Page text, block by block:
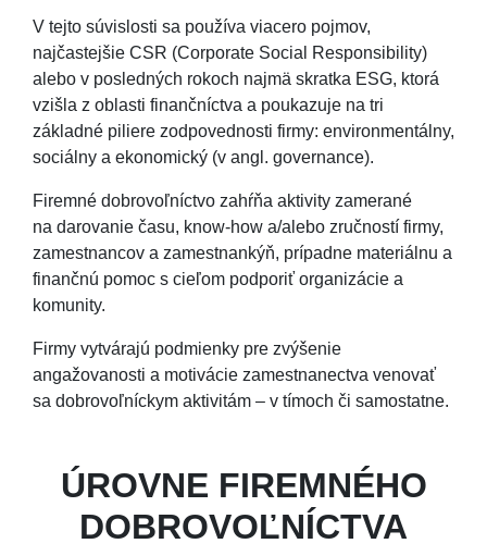
V tejto súvislosti sa používa viacero pojmov,
najčastejšie CSR (Corporate Social Responsibility)
alebo v posledných rokoch najmä skratka ESG, ktorá
vzišla z oblasti finančníctva a poukazuje na tri
základné piliere zodpovednosti firmy: environmentálny,
sociálny a ekonomický (v angl. governance).
Firemné dobrovoľníctvo zahŕňa aktivity zamerané
na darovanie času, know-how a/alebo zručností firmy,
zamestnancov a zamestnankýň, prípadne materiálnu a
finančnú pomoc s cieľom podporiť organizácie a
komunity.
Firmy vytvárajú podmienky pre zvýšenie
angažovanosti a motivácie zamestnanectva venovať
sa dobrovoľníckym aktivitám – v tímoch či samostatne.
ÚROVNE FIREMNÉHO
DOBROVOĽNÍCTVA